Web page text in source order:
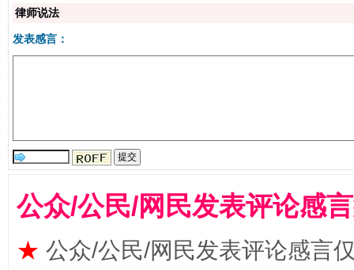
站台名比不上好声名
律师说法
发表感言：
公众/公民/网民发表评论感
★ 公众/公民/网民发表评论感言